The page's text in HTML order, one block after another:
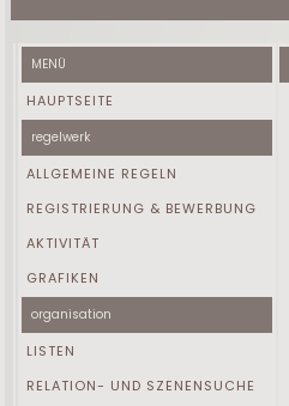
MENÜ
HAUPTSEITE
regelwerk
ALLGEMEINE REGELN
REGISTRIERUNG & BEWERBUNG
AKTIVITÄT
GRAFIKEN
organisation
LISTEN
RELATION- UND SZENENSUCHE